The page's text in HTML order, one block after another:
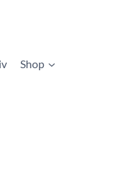
Shop